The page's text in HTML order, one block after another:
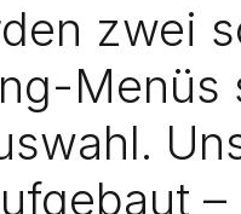
zwei
Menüs